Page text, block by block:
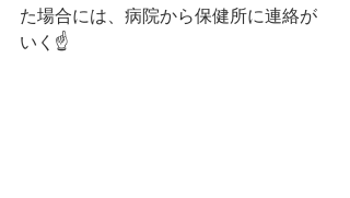
た場合には、病院から保健所に連絡が
いく☝️